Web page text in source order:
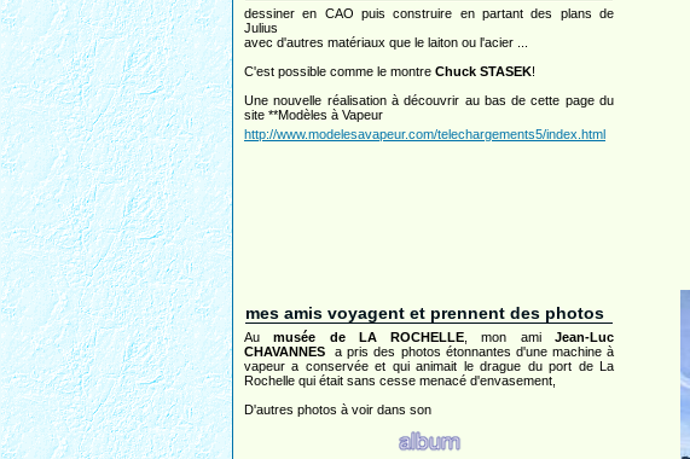
dessiner en CAO puis construire en partant des plans de
Julius
avec d'autres matériaux que le laiton ou l'acier ...
C'est possible comme le montre Chuck STASEK!
Une nouvelle réalisation à découvrir au bas de cette page du
site **Modèles à Vapeur
http://www.modelesavapeur.com/telechargements5/index.html
mes amis voyagent et prennent des photos
Aumusée de LA ROCHELLE , mon amiJean-Luc
CHAVANNES a pris des photos étonnantes d'une machine à
vapeur a conservée et qui animait le drague du port de La
Rochelle qui était sans cesse menacé d'envasement,
D'autres photos à voir dans son